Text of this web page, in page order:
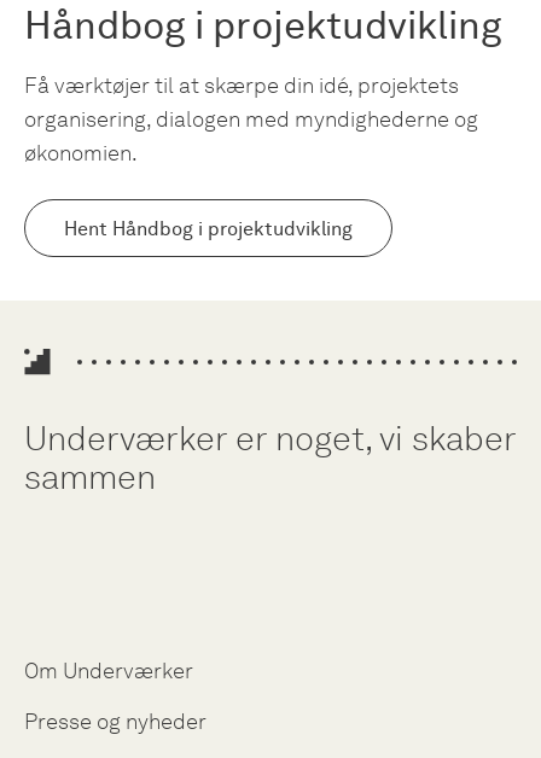
Håndbog i projektudvikling
Få værktøjer til at skærpe din idé, projektets
organisering, dialogen med myndighederne og
økonomien.
Hent Håndbog i projektudvikling
Underværker er noget, vi skaber
sammen
Om Underværker
Presse og nyheder